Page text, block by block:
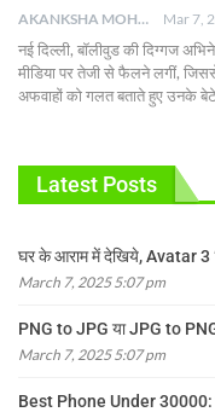
AKANKSHA MOHAN Mar 7,
नई दिल्ली, बॉलीवुड की दिग्गज
मीडिया पर तेजी से फैलने लगीं,
अफवाहों को गलत बताते हुए उनके बेटे
Latest Posts
घर के आराम में देखिये, Avatar 3
March 7, 2025 5:07 pm
PNG to JPG या JPG to
March 7, 2025 5:07 pm
Best Phone Under 30000: